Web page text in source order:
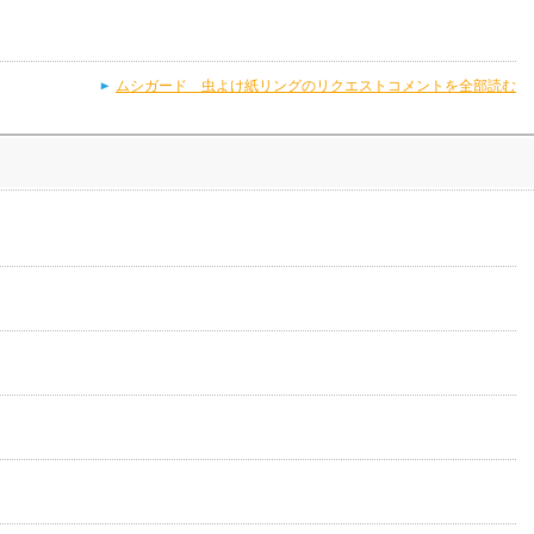
ムシガード 虫よけ紙リングのリクエストコメントを全部読む